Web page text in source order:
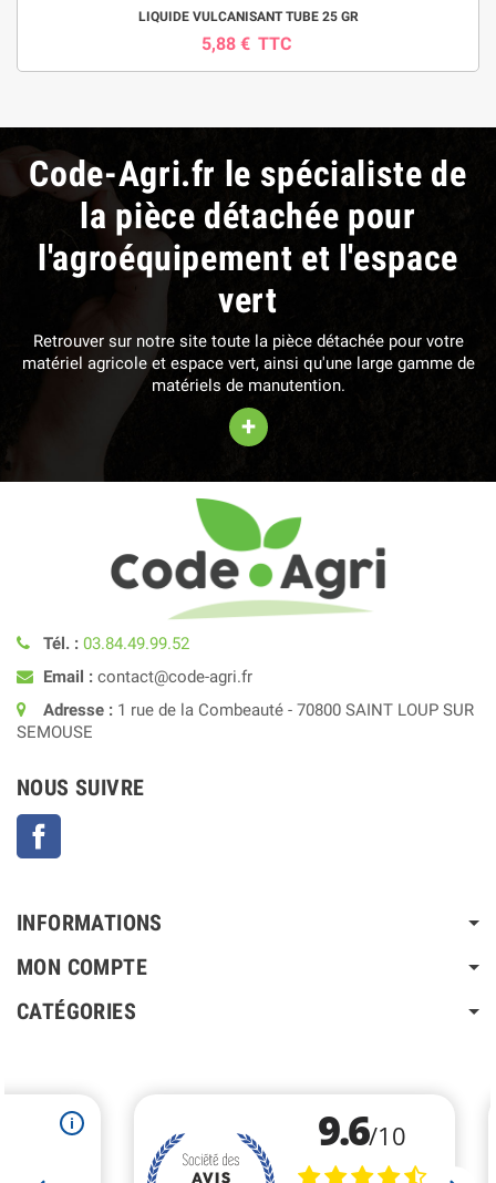
LIQUIDE VULCANISANT TUBE 25 GR
5,88 € TTC
Code-Agri.fr le spécialiste de
la pièce détachée pour
l'agroéquipement et l'espace
vert
Retrouver sur notre site toute la pièce détachée pour votre
matériel agricole et espace vert, ainsi qu'une large gamme de
matériels de manutention.
+
Tél. : 03.84.49.99.52
Email : contact@code-agri.fr
Adresse : 1 rue de la Combeauté - 70800 SAINT LOUP SUR
SEMOUSE
NOUS SUIVRE
INFORMATIONS
MON COMPTE
CATÉGORIES